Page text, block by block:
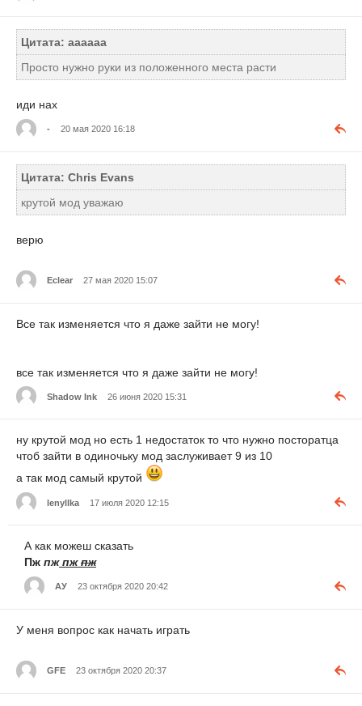
Цитата: аааааа
Просто нужно руки из положенного места расти
иди нах
- 20 мая 2020 16:18
Цитата: Chris Evans
крутой мод уважаю
верю
Eclear 27 мая 2020 15:07
Все так изменяется что я даже зайти не могу!
все так изменяется что я даже зайти не могу!
Shadow Ink 26 июня 2020 15:31
ну крутой мод но есть 1 недостаток то что нужно посторатца
чтоб зайти в одиночьку мод заслуживает 9 из 10
а так мод самый крутой
lenyllka 17 июля 2020 12:15
А как можеш сказать
Пж пжпжпж
АУ 23 октября 2020 20:42
У меня вопрос как начать играть
GFE 23 октября 2020 20:37